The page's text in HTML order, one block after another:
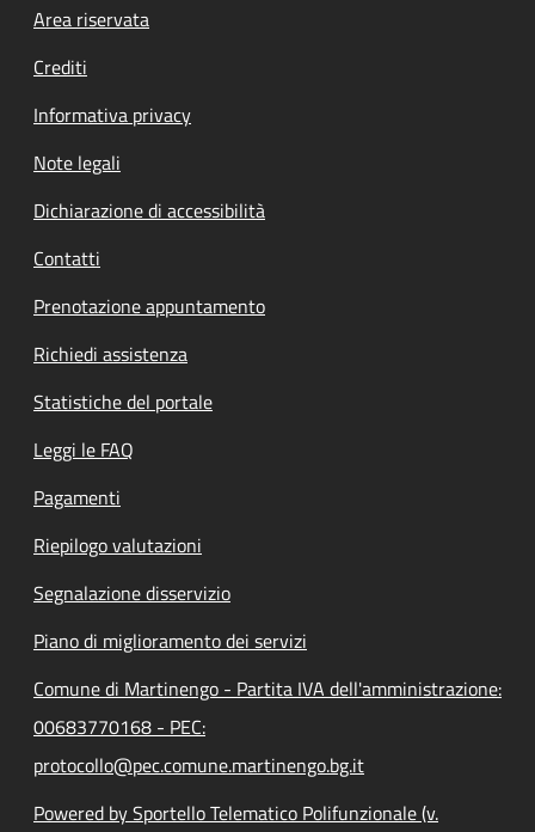
Footer menu
Area riservata
Crediti
Informativa privacy
Note legali
Dichiarazione di accessibilità
Contatti
Prenotazione appuntamento
Richiedi assistenza
Statistiche del portale
Leggi le FAQ
Pagamenti
Riepilogo valutazioni
Segnalazione disservizio
Piano di miglioramento dei servizi
Comune di Martinengo - Partita IVA dell'amministrazione:
00683770168 - PEC:
protocollo@pec.comune.martinengo.bg.it
Powered by Sportello Telematico Polifunzionale (v.